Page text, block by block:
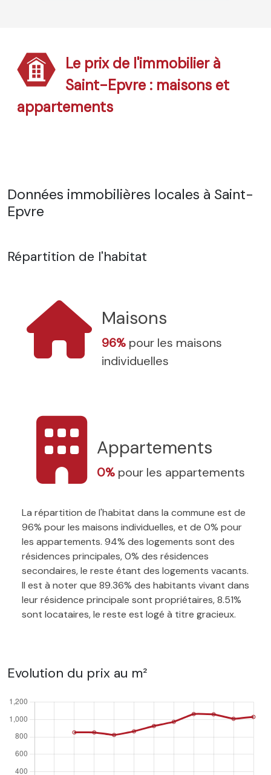
Le prix de l'immobilier à
Saint-Epvre : maisons et
appartements
Données immobilières locales à Saint-
Epvre
Répartition de l'habitat
Maisons
96% pour les maisons
individuelles
Appartements
0% pour les appartements
La répartition de l'habitat dans la commune est de
96% pour les maisons individuelles, et de 0% pour
les appartements. 94% des logements sont des
résidences principales, 0% des résidences
secondaires, le reste étant des logements vacants.
Il est à noter que 89.36% des habitants vivant dans
leur résidence principale sont propriétaires, 8.51%
sont locataires, le reste est logé à titre gracieux.
Evolution du prix au m²